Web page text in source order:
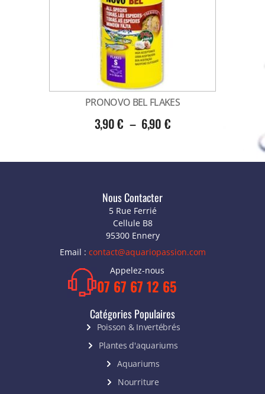
PRONOVO BEL FLAKES
3,90€ – 6,90 €
Nous Contacter
5 Rue Ferrié
Cellule B8
95300 Ennery
Email : contact@aquariopassion.com
Appelez-nous
07 67 67 12 65
Catégories Populaires
Poisson & Invertébrés
Plantes d'aquariums
Aquariums
Nourriture